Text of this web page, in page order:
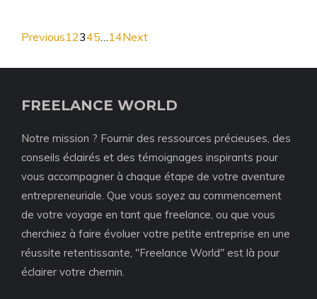
Previous12345…14Next
FREELANCE WORLD
Notre mission ? Fournir des ressources précieuses, des
conseils éclairés et des témoignages inspirants pour
vous accompagner à chaque étape de votre aventure
entrepreneuriale. Que vous soyez au commencement
de votre voyage en tant que freelance, ou que vous
cherchiez à faire évoluer votre petite entreprise en une
réussite retentissante, "Freelance World" est là pour
éclairer votre chemin.